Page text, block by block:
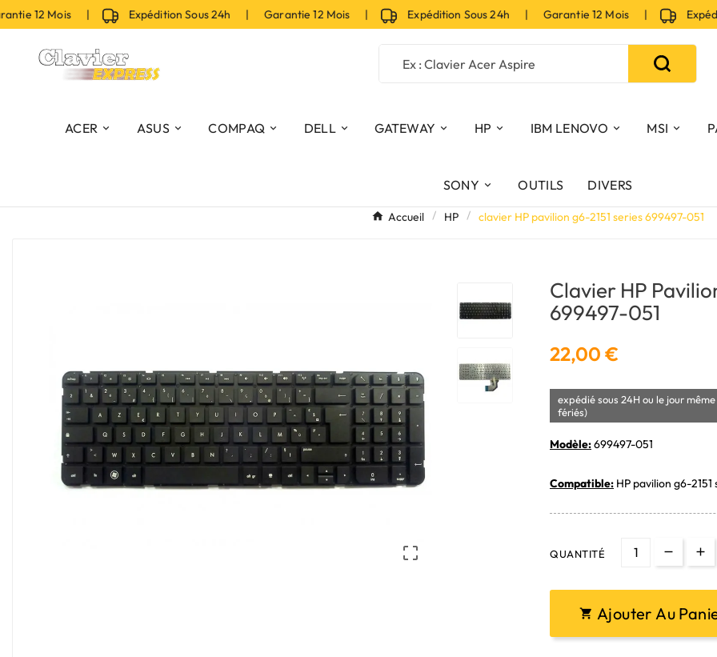
12 Mois | Expédition Sous 24h | Garantie 12 Mois | Expédition Sous 24h | Garantie 12 Mois |
ACER ASUS COMPAQ DELL GATEWAY HP IBM LENOVO MSI
SONY OUTILS DIVERS
Accueil HP clavier HP pavilion g6-2151 series 699497-051

Clavier HP
699497-051
22,00 €
expédié sous 24H ou le jour
fériés)
Modèle:699497-051
Compatible: HP pavilion g6-2151
QUANTITÉ
 Ajouter Au